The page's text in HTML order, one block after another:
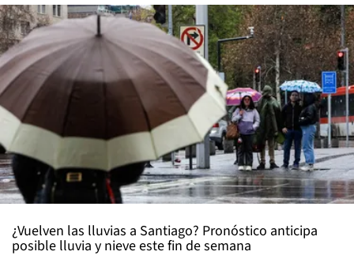
¿Vuelven las lluvias a Santiago? Pronóstico anticipa
posible lluvia y nieve este fin de semana